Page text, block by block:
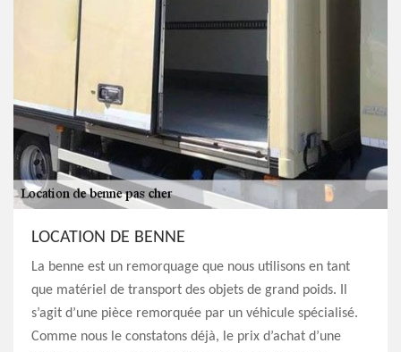
LOCATION DE BENNE
La benne est un remorquage que nous utilisons en tant
que matériel de transport des objets de grand poids. Il
s’agit d’une pièce remorquée par un véhicule spécialisé.
Comme nous le constatons déjà, le prix d’achat d’une